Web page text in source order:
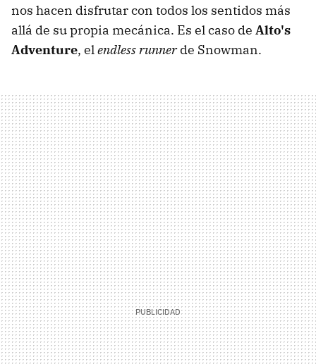
nos hacen disfrutar con todos los sentidos más
allá de su propia mecánica. Es el caso de Alto's
Adventure, elendless runnerde Snowman.